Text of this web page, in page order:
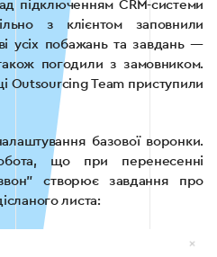
підключенням CRM-системи
з клієнтом заповнили
усіх побажань та завдань —
погодили з замовником.
Outsourcing Team приступили
базової воронки.
що при перенесенні
створює завдання про
листа: